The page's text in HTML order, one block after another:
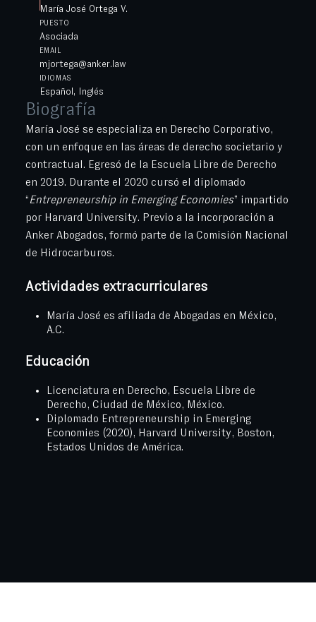
María José Ortega V.
PUESTO
Asociada
EMAIL
mjortega@anker.law
IDIOMAS
Español, Inglés
Biografía
María José se especializa en Derecho Corporativo,
con un enfoque en las áreas de derecho societario y
contractual. Egresó de la Escuela Libre de Derecho
en 2019. Durante el 2020 cursó el diplomado
“Entrepreneurship in Emerging Economies” impartido
por Harvard University. Previo a la incorporación a
Anker Abogados, formó parte de la Comisión Nacional
de Hidrocarburos.
Actividades extracurriculares
María José es afiliada de Abogadas en México,
A.C.
Educación
Licenciatura en Derecho, Escuela Libre de
Derecho, Ciudad de México, México.
Diplomado Entrepreneurship in Emerging
Economies (2020), Harvard University, Boston,
Estados Unidos de América.